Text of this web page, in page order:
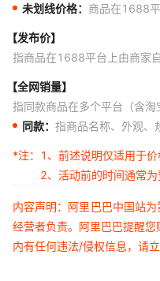
未划线价格： 商品在1688
【发布价】
指商品在1688平台上由商家
【全网销量】
指同款商品在多个平台（含
同款： 指商品名称、外观、
*注：
1、前述说明仅适用于价
2、活动前的时间通常
内容声明：阿里巴巴中国站
经营者负责。阿里巴巴提醒
内有任何违法/侵权信息，请